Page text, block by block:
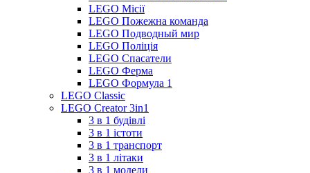
LEGO Місії
LEGO Пожежна команда
LEGO Подводный мир
LEGO Поліція
LEGO Спасатели
LEGO Ферма
LEGO Формула 1
LEGO Classic
LEGO Creator 3in1
3 в 1 будівлі
3 в 1 істоти
3 в 1 транспорт
3 в 1 літаки
3 в 1 модели